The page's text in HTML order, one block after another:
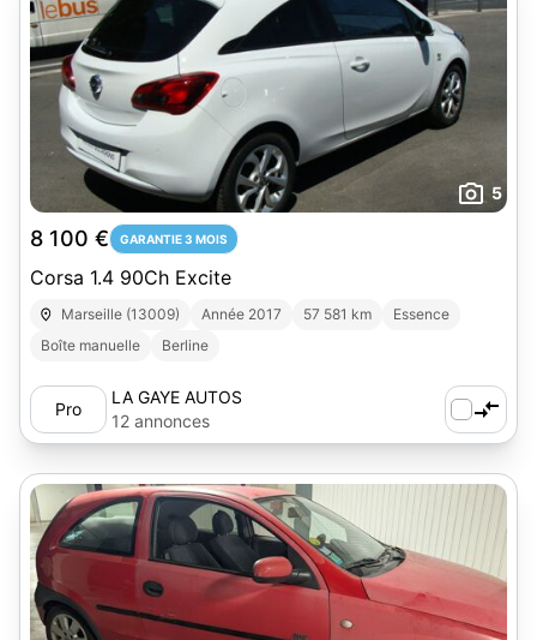
5
8 100 € GARANTIE 3 MOIS
Corsa 1.4 90Ch Excite
Marseille (13009) Année 2017 57 581 km
Essence
Boîte manuelle
Berline
Pro
LA GAYE AUTOS
12 annonces